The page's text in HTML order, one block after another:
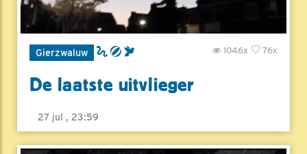
Gierzwaluw 76x
1046x
De laatste uitvlieger
27 jul , 23:59